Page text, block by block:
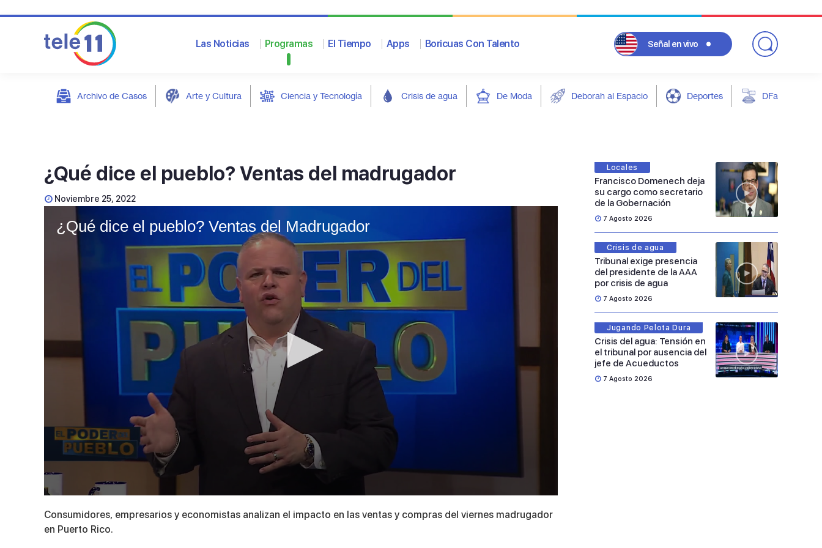
Las Noticias Programas El Tiempo Apps Boricuas Con Talento Señal en vivo
Archivo de Casos Arte y Cultura Ciencia y Tecnología Crisis de agua De Moda Deborah al Espacio Deportes DFarándula
¿Qué dice el pueblo? Ventas del madrugador
Noviembre 25, 2022
¿Qué dice el pueblo? Ventas del Madrugador
seconds
of
8
Consumidores, empresarios y economistas analizan el impacto en las ventas y compras del viernes madrugador
en Puerto Rico.
Locales
Francisco Domenech deja
su cargo como secretario
de la Gobernación
7 Agosto 2026
Crisis de agua
Tribunal exige presencia
del presidente de la AAA
por crisis de agua
7 Agosto 2026
Jugando Pelota Dura
Crisis del agua: Tensión en
el tribunal por ausencia del
jefe de Acueductos
7 Agosto 2026